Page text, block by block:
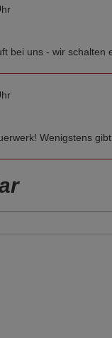
bei uns - wir schalten
Wenigstens